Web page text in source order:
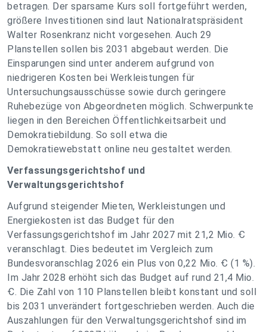
betragen. Der sparsame Kurs soll fortgeführt werden,
größere Investitionen sind laut Nationalratspräsident
Walter Rosenkranz nicht vorgesehen. Auch 29
Planstellen sollen bis 2031 abgebaut werden. Die
Einsparungen sind unter anderem aufgrund von
niedrigeren Kosten bei Werkleistungen für
Untersuchungsausschüsse sowie durch geringere
Ruhebezüge von Abgeordneten möglich. Schwerpunkte
liegen in den Bereichen Öffentlichkeitsarbeit und
Demokratiebildung. So soll etwa die
Demokratiewebstatt online neu gestaltet werden.
Verfassungsgerichtshof und
Verwaltungsgerichtshof
Aufgrund steigender Mieten, Werkleistungen und
Energiekosten ist das Budget für den
Verfassungsgerichtshof im Jahr 2027 mit 21,2 Mio. Ꞓ
veranschlagt. Dies bedeutet im Vergleich zum
Bundesvoranschlag 2026 ein Plus von 0,22 Mio. Ꞓ (1 %).
Im Jahr 2028 erhöht sich das Budget auf rund 21,4 Mio.
Ꞓ. Die Zahl von 110 Planstellen bleibt konstant und soll
bis 2031 unverändert fortgeschrieben werden. Auch die
Auszahlungen für den Verwaltungsgerichtshof sind im